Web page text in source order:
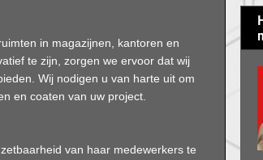
in magazijnen, kantoren en
te zijn, zorgen we ervoor dat wij
Wij nodigen u van harte uit om
en coaten van uw project.
van haar medewerkers te